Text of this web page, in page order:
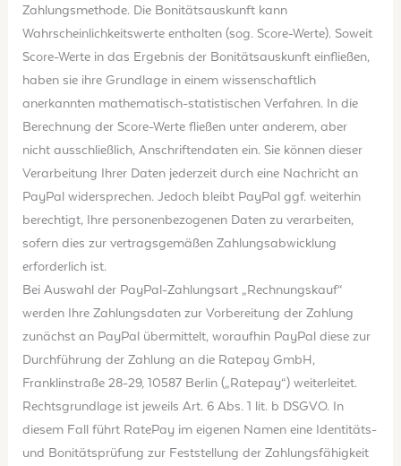
Zahlungsmethode. Die Bonitätsauskunft kann
Wahrscheinlichkeitswerte enthalten (sog. Score-Werte). Soweit
Score-Werte in das Ergebnis der Bonitätsauskunft einfließen,
haben sie ihre Grundlage in einem wissenschaftlich
anerkannten mathematisch-statistischen Verfahren. In die
Berechnung der Score-Werte fließen unter anderem, aber
nicht ausschließlich, Anschriftendaten ein. Sie können dieser
Verarbeitung Ihrer Daten jederzeit durch eine Nachricht an
PayPal widersprechen. Jedoch bleibt PayPal ggf. weiterhin
berechtigt, Ihre personenbezogenen Daten zu verarbeiten,
sofern dies zur vertragsgemäßen Zahlungsabwicklung
erforderlich ist.
Bei Auswahl der PayPal-Zahlungsart „Rechnungskauf“
werden Ihre Zahlungsdaten zur Vorbereitung der Zahlung
zunächst an PayPal übermittelt, woraufhin PayPal diese zur
Durchführung der Zahlung an die Ratepay GmbH,
Franklinstraße 28-29, 10587 Berlin („Ratepay“) weiterleitet.
Rechtsgrundlage ist jeweils Art. 6 Abs. 1 lit. b DSGVO. In
diesem Fall führt RatePay im eigenen Namen eine Identitäts-
und Bonitätsprüfung zur Feststellung der Zahlungsfähigkeit